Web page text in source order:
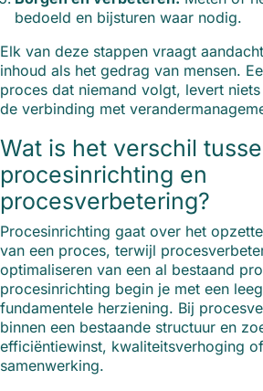
bedoeld en bijsturen waar nodig.
Elk van deze stappen vraagt
inhoud als het gedrag van mensen.
proces dat niemand volgt, levert
de verbinding met
Wat is het verschil
procesinrichting en
procesverbetering?
Procesinrichting gaat over het
van een proces, terwijl
optimaliseren van een al bestaand
procesinrichting begin je met een
fundamentele herziening. Bij
binnen een bestaande structuur en
efficiëntiewinst, kwaliteitsverhoging
samenwerking.